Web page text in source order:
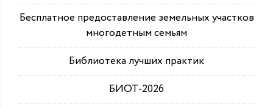
Бесплатное предоставление земельных участков
многодетным семьям
Библиотека лучших практик
БИОТ-2026